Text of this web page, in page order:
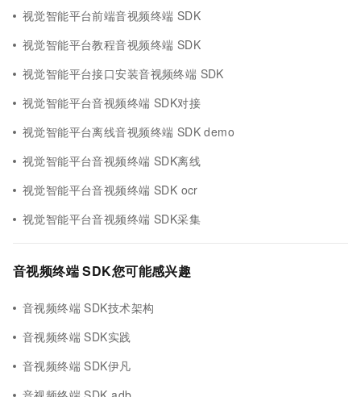
视觉智能平台前端音视频终端 SDK
视觉智能平台教程音视频终端 SDK
视觉智能平台接口安装音视频终端 SDK
视觉智能平台音视频终端 SDK对接
视觉智能平台离线音视频终端 SDK demo
视觉智能平台音视频终端 SDK离线
视觉智能平台音视频终端 SDK ocr
视觉智能平台音视频终端 SDK采集
音视频终端 SDK您可能感兴趣
音视频终端 SDK技术架构
音视频终端 SDK实践
音视频终端 SDK伊凡